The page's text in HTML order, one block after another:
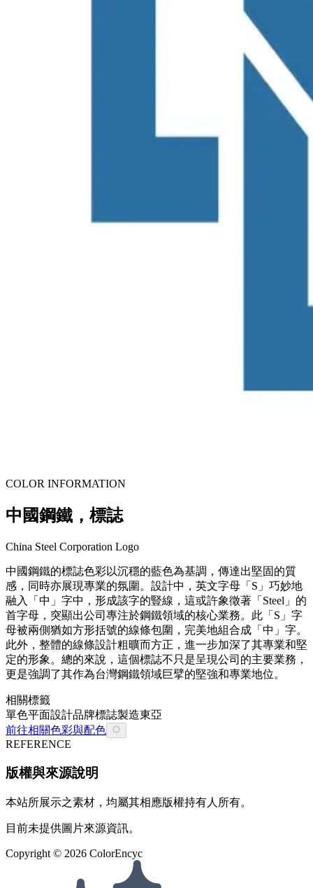
COLOR INFORMATION
中國鋼鐵，標誌
China Steel Corporation Logo
中國鋼鐵的標誌色彩以沉穩的藍色為基調，傳達出堅固的質
感，同時亦展現專業的氛圍。設計中，英文字母「S」巧妙地
融入「中」字中，形成該字的豎線，這或許象徵著「Steel」的
首字母，突顯出公司專注於鋼鐵領域的核心業務。此「S」字
母被兩側猶如方形括號的線條包圍，完美地組合成「中」字。
此外，整體的線條設計粗曠而方正，進一步加深了其專業和堅
定的形象。總的來說，這個標誌不只是呈現公司的主要業務，
更是強調了其作為台灣鋼鐵領域巨擘的堅強和專業地位。
相關標籤
單色平面設計品牌標誌製造東亞
前往相關色彩與配色
REFERENCE
版權與來源說明
本站所展示之素材，均屬其相應版權持有人所有。
目前未提供圖片來源資訊。
Copyright © 2026 ColorEncyc